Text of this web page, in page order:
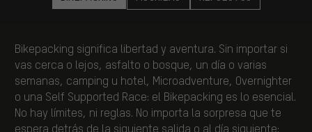
Bikepacking significa libertad y aventura. Sin importar si
vas cerca o lejos, asfalto o bosque, un día o varias
semanas, camping u hotel, Microadventure, Overnighter
o una Self Supported Race: el Bikepacking es lo esencial.
No hay límites, ni reglas. No importa la sorpresa que te
espera detrás de la siguiente salida o al día siguiente: